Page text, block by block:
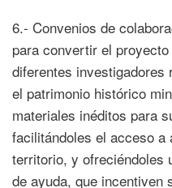
6.- Convenios de
para convertir el
diferentes investigadores
el patrimonio histórico
materiales inéditos para
facilitándoles el acceso
territorio, y ofreciéndoles
de ayuda, que incentiven